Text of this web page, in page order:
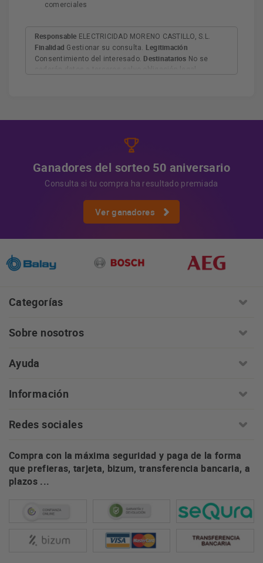
comerciales
Responsable ELECTRICIDAD MORENO CASTILLO, S.L.
Finalidad Gestionar su consulta. Legitimación
Consentimiento del interesado. Destinatarios No se
Ganadores del sorteo 50 aniversario
Consulta si tu compra ha resultado premiada
Ver ganadores
Categorías
Sobre nosotros
Ayuda
Información
Redes sociales
Compra con la máxima seguridad y paga de la forma
que prefieras, tarjeta, bizum, transferencia bancaria, a
plazos ...